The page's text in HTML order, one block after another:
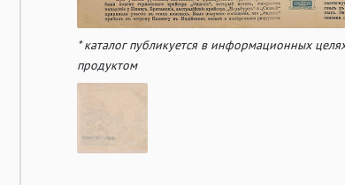
* каталог публикуется в информационных
продуктом